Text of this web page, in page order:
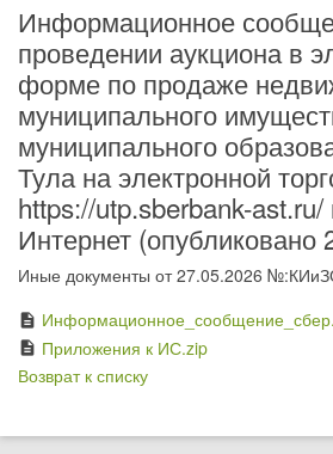
Информационное
проведении аукциона в
форме по продаже
муниципального
муниципального
Тула на электронной
https://utp.sberbank-ast.ru/
Интернет (опубликовано
Иные документы от 27.05.2026
description
description Приложения к ИС.zip
Возврат к списку